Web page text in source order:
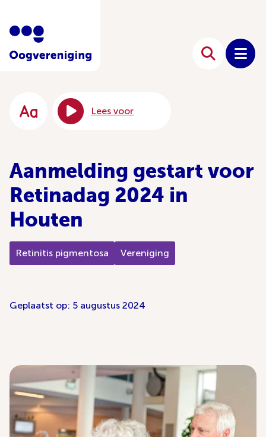
Lees voor
Aanmelding gestart voor
Retinadag 2024 in
Houten
Retinitis pigmentosa Vereniging
Geplaatst op: 5 augustus 2024